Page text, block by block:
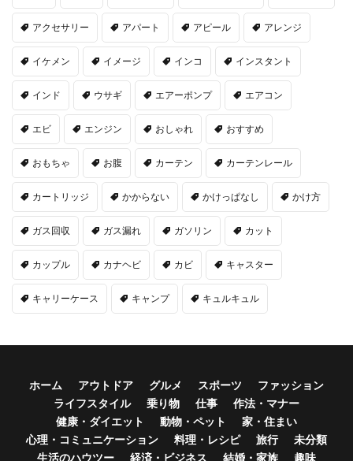
アクセサリー アパート アピール アレンジ
イケメン イメージ インコ インスタント
インド ウサギ エアーポンプ エアコン
エビ エンジン おしゃれ おすすめ
おもちゃ お腹 カーテン カーテンレール
カートリッジ かからない かけっぱなし かけ方
ガス回収 ガス漏れ ガソリン カット
カップル カナヘビ カビ キャスター
キャリーケース キャンプ キュルキュル
ホーム アウトドア グルメ スポーツ
ファッション
ライフスタイル
乗り物 仕事
作法・マナー
健康・ダイエット
動物・ペット
家・住まい
心理・コミュニケーション
料理・レシピ 旅行
未分類
生活のハウツー
経済・ビジネス 結婚・家族 趣味